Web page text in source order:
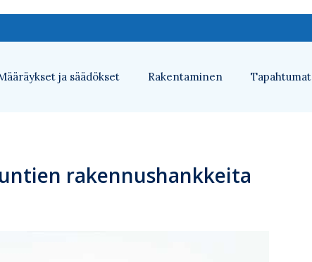
ja säädökset Rakentaminen Tapahtumat
rakennushankkeita